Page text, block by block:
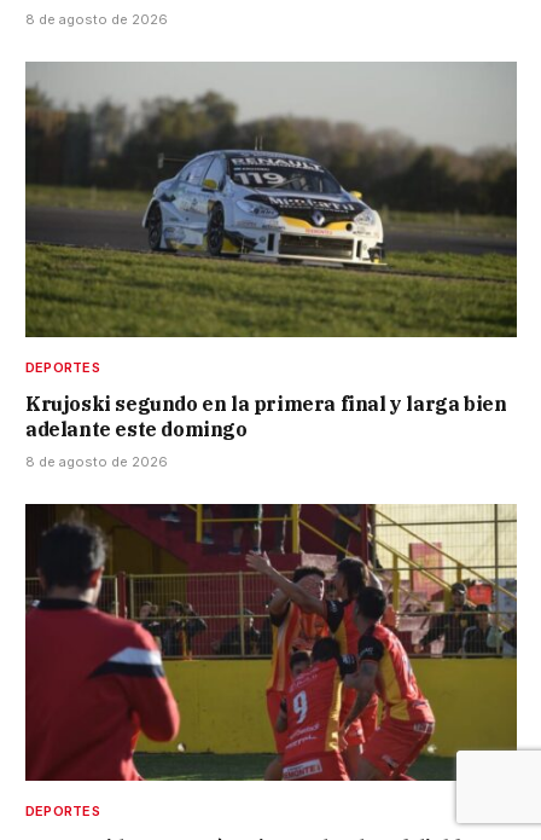
8 de agosto de 2026
DEPORTES
Krujoski segundo en la primera final y larga bien
adelante este domingo
8 de agosto de 2026
DEPORTES